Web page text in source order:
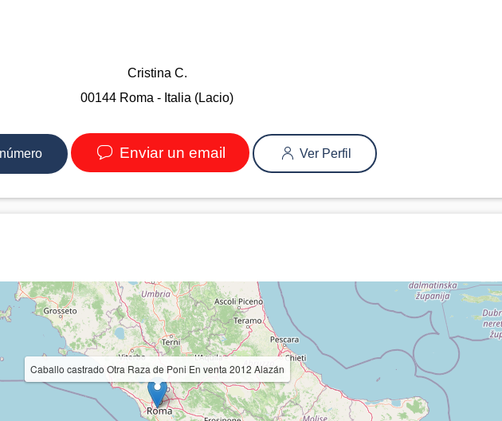
Cristina C.
00144 Roma - Italia (Lacio)
Enviar un email Ver Perfil
Caballo castrado Otra Raza de Poni En venta 2012 Alazán